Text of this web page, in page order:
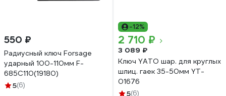
550 ₽
Радиусный ключ Forsage
ударный 100-110мм F-
685C110(19180)
5(6)
-12%
2 710 ₽
3 089 ₽
Ключ YATO шар. для круглых
шлиц. гаек 35-50мм YT-
01676
5(6)